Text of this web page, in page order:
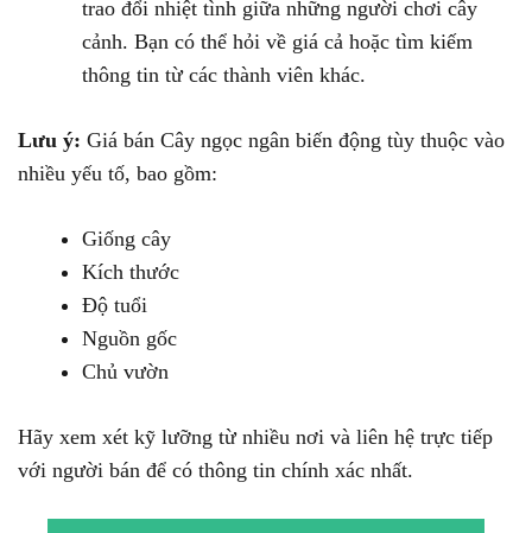
trao đổi nhiệt tình giữa những người chơi cây
cảnh. Bạn có thể hỏi về giá cả hoặc tìm kiếm
thông tin từ các thành viên khác.
Lưu ý: Giá bán Cây ngọc ngân biến động tùy thuộc vào
nhiều yếu tố, bao gồm:
Giống cây
Kích thước
Độ tuổi
Nguồn gốc
Chủ vườn
Hãy xem xét kỹ lưỡng từ nhiều nơi và liên hệ trực tiếp
với người bán để có thông tin chính xác nhất.